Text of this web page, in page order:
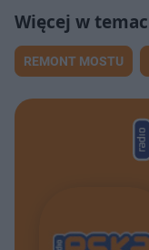
REMONT MOSTU